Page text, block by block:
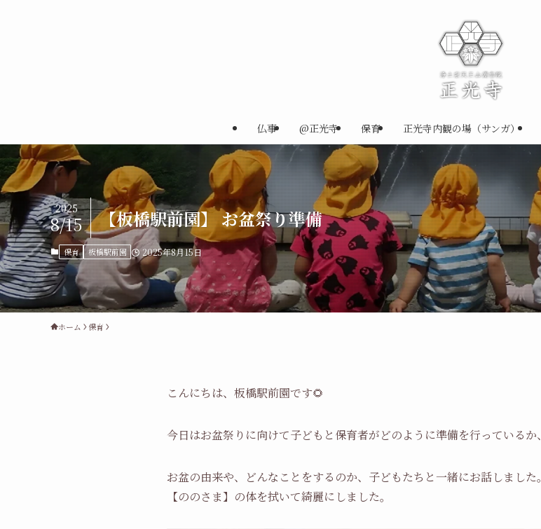
仏事 @正光寺 保育 正光寺内観の場（サンガ）
【板橋駅前園】 お盆祭り準備
2025
8/15
保育 板橋駅前園 2025年8月15日
ホーム 保育
こんにちは、板橋駅前園です🌻
今日はお盆祭りに向けて子どもと保育者がどのように準備を行っている
お盆の由来や、どんなことをするのか、子どもたちと一緒にお話しまし
【ののさま】の体を拭いて綺麗にしました。